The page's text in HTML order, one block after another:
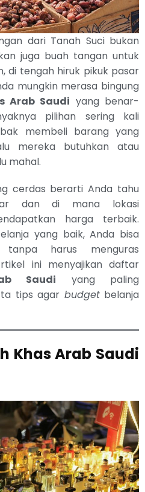
dari Tanah Suci bukan
juga buah tangan untuk
di tengah hiruk pikuk pasar
mungkin merasa bingung
Arab Saudi yang benar-
pilihan sering kali
membeli barang yang
mereka butuhkan atau
mahal.
cerdas berarti Anda tahu
dan di mana lokasi
harga terbaik.
yang baik, Anda bisa
tanpa harus menguras
ini menyajikan daftar
Saudi yang paling
tips agar budgetbelanja
Khas Arab Saudi